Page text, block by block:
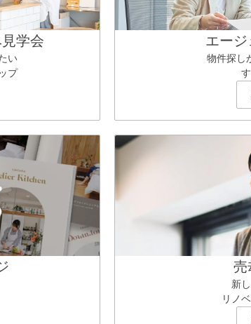
学会
い
プ
エージ
物件探し
売
新
リノ